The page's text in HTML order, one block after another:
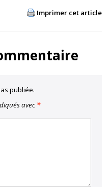
Imprimer cet article
publiée.
avec *